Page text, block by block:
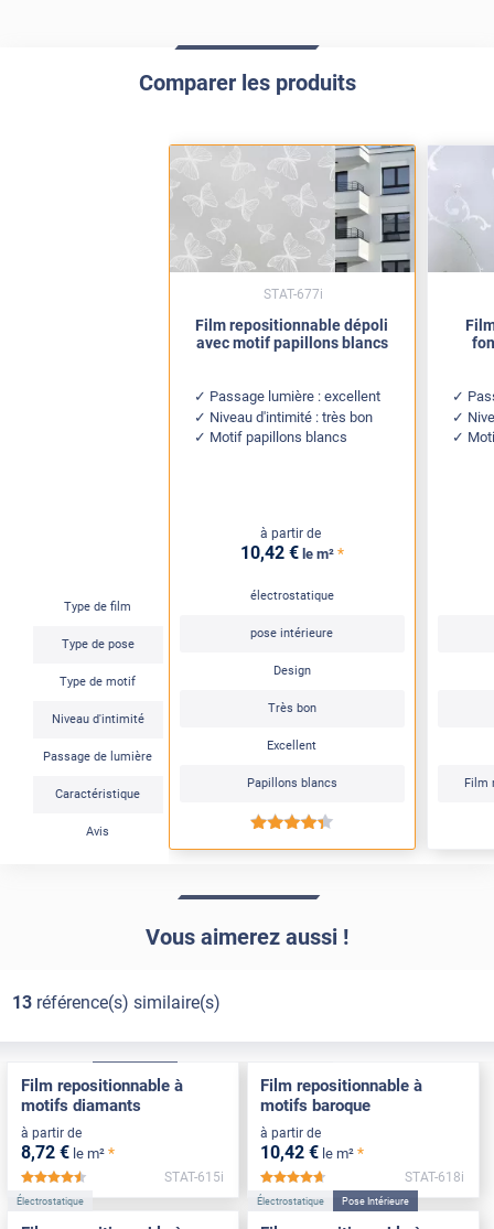
Comparer les produits
Type de film
Type de pose
Type de motif
Niveau d'intimité
Passage de lumière
Caractéristique
Avis
Film repositionnable dépoli
avec motif papillons blancs
Passage lumière : excellent
Niveau d'intimité : très bon
Motif papillons blancs
à partir de
10,42 € le m² *
électrostatique
pose intérieure
Design
Très bon
Excellent
Papillons blancs
*****
STAT-677i
Film
Vous aimerez aussi !
13référence(s) similaire(s)
Film repositionnable à
motifs diamants
à partir de
8,72 € le m² *
*****
STAT-615i
Film repositionnable à
motifs baroque
à partir de
10,42 € le m² *
*****
STAT-618i
Électrostatique Électrostatique Pose Intérieure